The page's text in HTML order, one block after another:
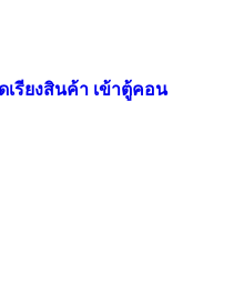
เรียงสินค้า เข้าตู้คอน